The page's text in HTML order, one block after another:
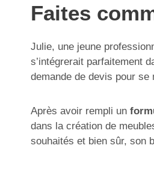
Faites
Julie, une jeune
s’intégrerait parfaitement
demande de devis pour
Après avoir rempli un
dans la création de
souhaités et bien sûr, son